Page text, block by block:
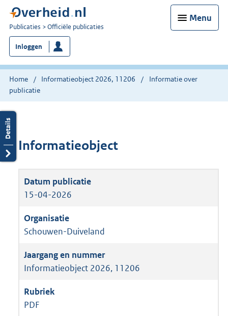
Menu
U
bent
nu
hier:
Publicaties Officiële publicaties
Inloggen
Home Informatieobject 2026, 11206
Informatie over
publicatie
Informatieobject
15-04-2026
Schouwen-Duiveland
Informatieobject 2026, 11206
PDF